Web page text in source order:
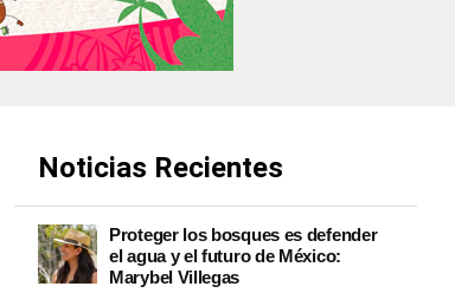
Noticias Recientes
Proteger los bosques es defender
el agua y el futuro de México:
Marybel Villegas